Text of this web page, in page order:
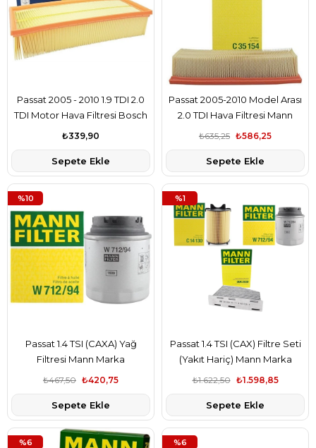
Passat 2005 - 2010 1.9 TDI 2.0
TDI Motor Hava Filtresi Bosch
Marka
₺339,90
Sepete Ekle
Passat 2005-2010 Model Arası
2.0 TDI Hava Filtresi Mann
Marka
₺586,25
₺635,25
Sepete Ekle
Passat 1.4 TSI (CAXA) Yağ
Filtresi Mann Marka
₺420,75
₺467,50
Sepete Ekle
%10
Passat 1.4 TSI (CAX) Filtre Seti
(Yakıt Hariç) Mann Marka
₺1.598,85
₺1.622,50
Sepete Ekle
%1
%6 %6